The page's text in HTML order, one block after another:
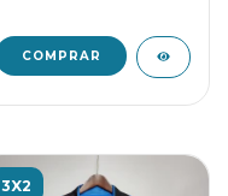
COMPRAR
3X2